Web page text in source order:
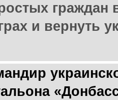
граждан
и вернуть